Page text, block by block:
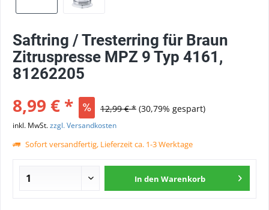
Saftring / Tresterring für Braun
Zitruspresse MPZ 9 Typ 4161,
81262205
8,99 € * 12,99 € * (30,79% gespart)
inkl. MwSt.zzgl. Versandkosten
Sofort versandfertig, Lieferzeit ca. 1-3 Werktage
In den Warenkorb